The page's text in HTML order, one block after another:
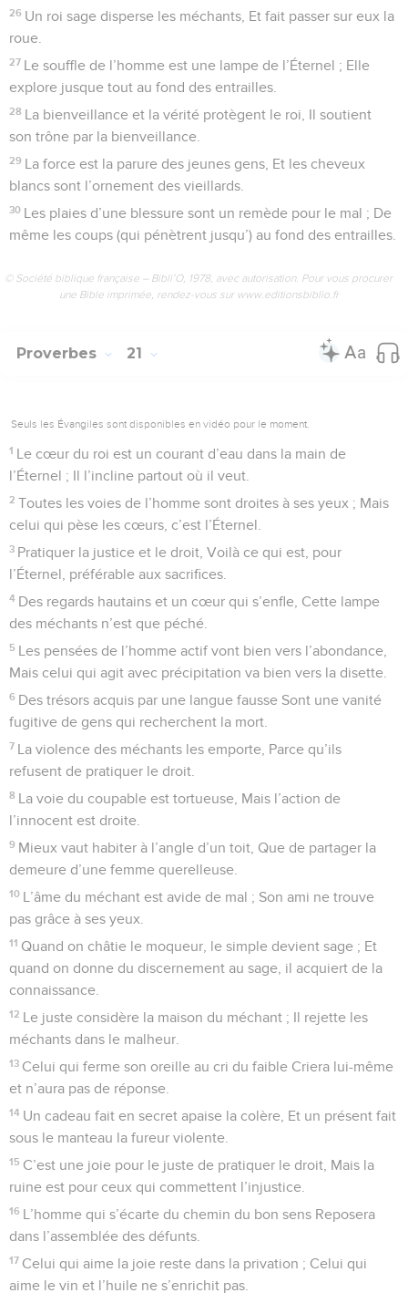
26 Un roi sage disperse les méchants, Et fait passer sur eux la
roue.
27 Le souffle de l’homme est une lampe de l’Éternel ; Elle
explore jusque tout au fond des entrailles.
28 La bienveillance et la vérité protègent le roi, Il soutient
son trône par la bienveillance.
29 La force est la parure des jeunes gens, Et les cheveux
blancs sont l’ornement des vieillards.
30 Les plaies d’une blessure sont un remède pour le mal ; De
même les coups (qui pénètrent jusqu’) au fond des entrailles.
© Société biblique française – Bibli’O, 1978, avec autorisation. Pour vous procurer
une Bible imprimée, rendez-vous sur www.editionsbiblio.fr
Proverbes 21
Seuls les Évangiles sont disponibles en vidéo pour le moment.
1 Le cœur du roi est un courant d’eau dans la main de
l’Éternel ; Il l’incline partout où il veut.
2 Toutes les voies de l’homme sont droites à ses yeux ; Mais
celui qui pèse les cœurs, c’est l’Éternel.
3 Pratiquer la justice et le droit, Voilà ce qui est, pour
l’Éternel, préférable aux sacrifices.
4 Des regards hautains et un cœur qui s’enfle, Cette lampe
des méchants n’est que péché.
5 Les pensées de l’homme actif vont bien vers l’abondance,
Mais celui qui agit avec précipitation va bien vers la disette.
6 Des trésors acquis par une langue fausse Sont une vanité
fugitive de gens qui recherchent la mort.
7 La violence des méchants les emporte, Parce qu’ils
refusent de pratiquer le droit.
8 La voie du coupable est tortueuse, Mais l’action de
l’innocent est droite.
9 Mieux vaut habiter à l’angle d’un toit, Que de partager la
demeure d’une femme querelleuse.
10 L’âme du méchant est avide de mal ; Son ami ne trouve
pas grâce à ses yeux.
11 Quand on châtie le moqueur, le simple devient sage ; Et
quand on donne du discernement au sage, il acquiert de la
connaissance.
12 Le juste considère la maison du méchant ; Il rejette les
méchants dans le malheur.
13 Celui qui ferme son oreille au cri du faible Criera lui-même
et n’aura pas de réponse.
14 Un cadeau fait en secret apaise la colère, Et un présent fait
sous le manteau la fureur violente.
15 C’est une joie pour le juste de pratiquer le droit, Mais la
ruine est pour ceux qui commettent l’injustice.
16 L’homme qui s’écarte du chemin du bon sens Reposera
dans l’assemblée des défunts.
17 Celui qui aime la joie reste dans la privation ; Celui qui
aime le vin et l’huile ne s’enrichit pas.